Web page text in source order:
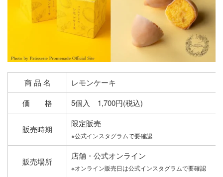
商 品 名
レモンケーキ
価 格
5個入 1,700円(税込)
販売時期
限定販売
※公式インスタグラムで要確認
販売場所
店舗・公式オンライン
※オンライン販売日は公式インスタグラムで要確認